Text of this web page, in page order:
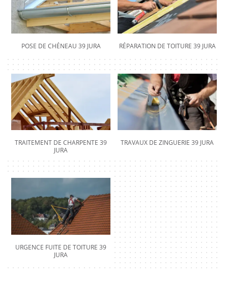
POSE DE CHÉNEAU 39 JURA RÉPARATION DE TOITURE 39 JURA
TRAITEMENT DE CHARPENTE 39
JURA
TRAVAUX DE ZINGUERIE 39 JURA
URGENCE FUITE DE TOITURE 39
JURA